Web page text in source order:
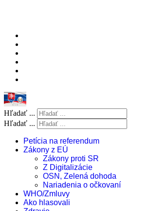
Hľadať ...
Hľadať ...
Petícia na referendum
Zákony z EÚ
Zákony proti SR
Z Digitalizácie
OSN, Zelená dohoda
Nariadenia o očkovaní
WHO/Zmluvy
Ako hlasovali